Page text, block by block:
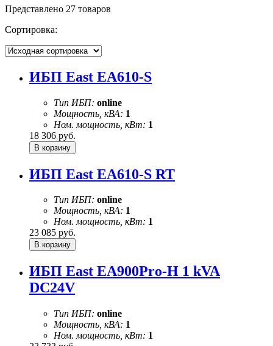
Представлено 27 товаров
Сортировка:
ИБП East EA610-S
Тип ИБП: online
Мощность, кВА: 1
Ном. мощность, кВт: 1
18 306 руб.
ИБП East EA610-S RT
Тип ИБП: online
Мощность, кВА: 1
Ном. мощность, кВт: 1
23 085 руб.
ИБП East EA900Pro-H 1 kVA
DC24V
Тип ИБП: online
Мощность, кВА: 1
Ном. мощность, кВт: 1